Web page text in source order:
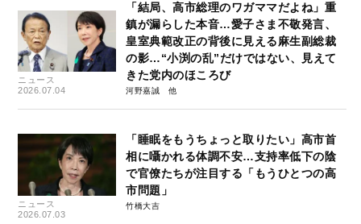
ニュース
2026.07.04
「結局、高市総理のワガママだよね」重
鎮が漏らした本音…愛子さま不敬発言、
皇室典範改正の背後に見える麻生副総裁
の影…“小渕の乱”だけではない、見えて
きた党内のほころび
河野嘉誠
ニュース
2026.07.03
「睡眠をもうちょっと取りたい」高市首
相に囁かれる体調不安…支持率低下の陰
で官僚たちが注目する「もうひとつの高
市問題」
竹橋大吉